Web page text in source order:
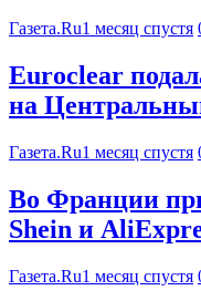
Газета.Ru1 месяц спустя
Euroclear
на
Газета.Ru1 месяц спустя
Во Франции
Shein и
Газета.Ru1 месяц спустя